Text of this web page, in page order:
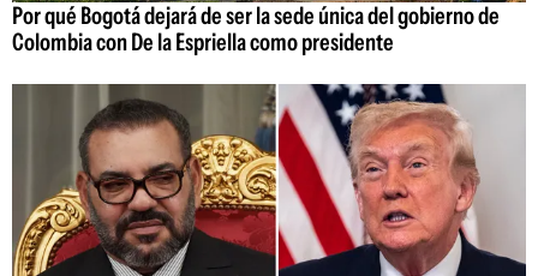
Por qué Bogotá dejará de ser la sede única del gobierno de
Colombia con De la Espriella como presidente